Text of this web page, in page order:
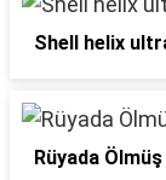
Shell helix
Rüyada